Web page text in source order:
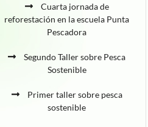
Cuarta jornada de
reforestación en la escuela Punta
Pescadora
Segundo Taller sobre Pesca
Sostenible
Primer taller sobre pesca
sostenible